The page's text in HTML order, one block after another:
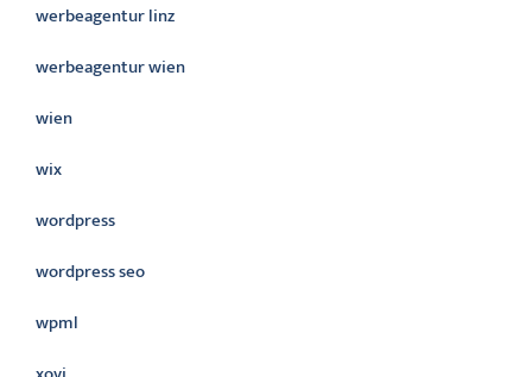
werbeagentur linz
werbeagentur wien
wien
wix
wordpress
wordpress seo
wpml